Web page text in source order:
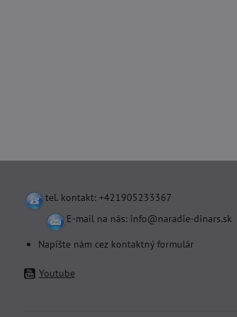
tel. kontakt: +421905233367
E-mail na nás: info@naradie-dinars.sk
Napíšte nám cez kontaktný formulár
Youtube